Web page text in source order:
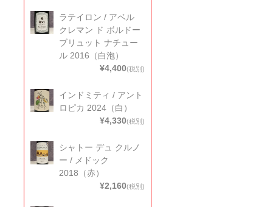
ラテイロン / アベル
クレマン ド ボルドー
ブリュット ナチュー
ル 2016（白泡）
¥4,400(税別)
インドミティ / アント
ロピカ 2024（白）
¥4,330(税別)
シャトー デュ クルノ
ー / メドック
2018（赤）
¥2,160(税別)